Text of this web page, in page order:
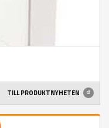
TILL PRODUKTNYHETEN